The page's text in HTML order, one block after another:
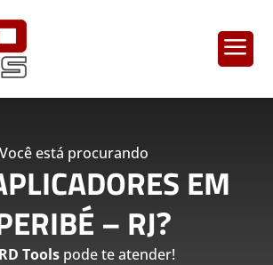
a
Você está procurando
EM
– RJ?
Toolspode te atender!